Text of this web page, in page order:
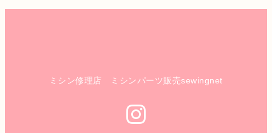
ミシン修理店 ミシンパーツ販売sewingnet